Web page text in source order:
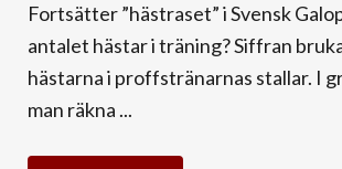
Fortsätter ”hästraset” i Svensk
antalet hästar i träning? Siffran
hästarna i proffstränarnas stallar. I
man räkna ...